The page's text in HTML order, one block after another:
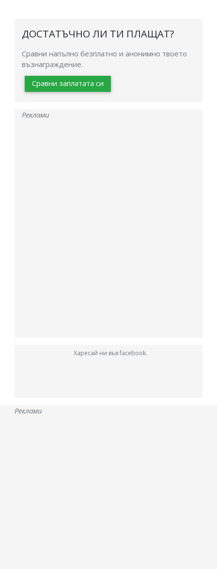
ДОСТАТЪЧНО ЛИ ТИ ПЛАЩАТ?
Сравни напълно безплатно и анонимно твоето
възнаграждение.
Сравни заплатата си
Реклами
Харесай ни във facebook.
Реклами